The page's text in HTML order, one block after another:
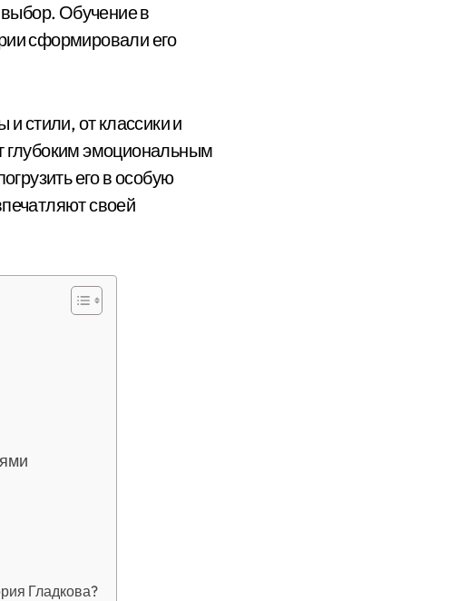
Обучение в
сформировали его
стили, от классики и
глубоким эмоциональным
его в особую
своей
Гладкова?